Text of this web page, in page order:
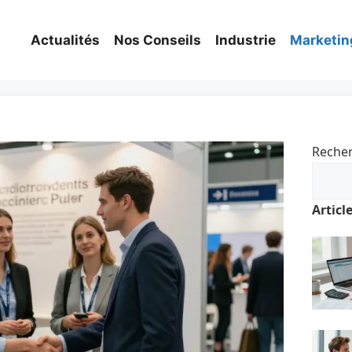
Actualités Nos Conseils Industrie